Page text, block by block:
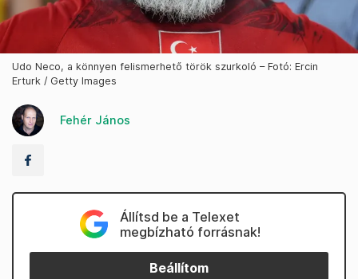
Udo Neco, a könnyen felismerhető török szurkoló – Fotó: Ercin
Erturk / Getty Images
Fehér János
Állítsd be a Telexet
megbízható forrásnak!
Beállítom